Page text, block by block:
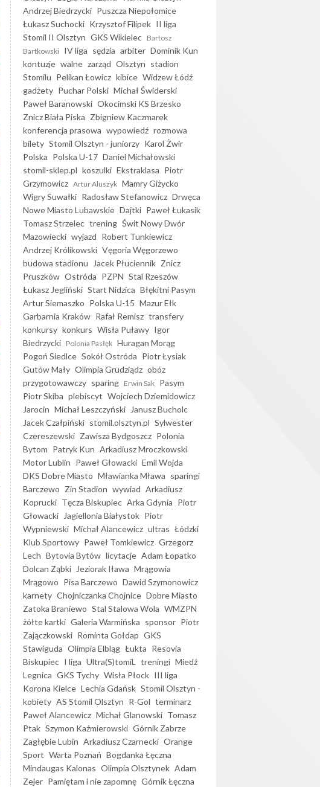
Andrzej Biedrzycki Puszcza Niepołomice
Łukasz Suchocki Krzysztof Filipek II liga
Stomil II Olsztyn GKS Wikielec Bartosz
Bartkowski IV liga sędzia arbiter Dominik Kun
kontuzje walne zarząd Olsztyn stadion
Stomilu Pelikan Łowicz kibice Widzew Łódź
gadżety Puchar Polski Michał Świderski
Paweł Baranowski Okocimski KS Brzesko
Znicz Biała Piska Zbigniew Kaczmarek
konferencja prasowa wypowiedź rozmowa
bilety Stomil Olsztyn - juniorzy Karol Żwir
Polska Polska U-17 Daniel Michałowski
stomil-sklep.pl koszulki Ekstraklasa Piotr
Grzymowicz Artur Aluszyk Mamry Giżycko
Wigry Suwałki Radosław Stefanowicz Drwęca
Nowe Miasto Lubawskie Dajtki Paweł Łukasik
Tomasz Strzelec trening Świt Nowy Dwór
Mazowiecki wyjazd Robert Tunkiewicz
Andrzej Królikowski Vęgoria Węgorzewo
budowa stadionu
Jacek Płuciennik Znicz
Pruszków Ostróda PZPN Stal Rzeszów
Łukasz Jegliński Start Nidzica Błękitni Pasym
Artur Siemaszko Polska U-15 Mazur Ełk
Garbarnia Kraków Rafał Remisz transfery
konkursy konkurs Wisła Puławy Igor
Biedrzycki Polonia Pasłęk Huragan Morąg
Pogoń Siedlce Sokół Ostróda Piotr Łysiak
Gutów Mały Olimpia Grudziądz obóz
przygotowawczy sparing Erwin Sak Pasym
Piotr Skiba plebiscyt Wojciech Dziemidowicz
Jarocin Michał Leszczyński
Janusz Bucholc
Jacek Czałpiński stomil.olsztyn.pl Sylwester
Czereszewski Zawisza Bydgoszcz Polonia
Bytom Patryk Kun Arkadiusz Mroczkowski
Motor Lublin Paweł Głowacki Emil Wojda
DKS Dobre Miasto Mławianka Mława sparingi
Barczewo Zin Stadion wywiad Arkadiusz
Koprucki Tęcza Biskupiec Arka Gdynia Piotr
Głowacki
Jagiellonia Białystok Piotr
Wypniewski Michał Alancewicz ultras Łódzki
Klub Sportowy Paweł Tomkiewicz Grzegorz
Lech Bytovia Bytów licytacje Adam Łopatko
Dolcan Ząbki
Jeziorak Iława Mrągowia
Mrągowo Pisa Barczewo Dawid Szymonowicz
karnety Chojniczanka Chojnice Dobre Miasto
Zatoka Braniewo Stal Stalowa Wola WMZPN
żółte kartki Galeria Warmińska sponsor Piotr
Zajączkowski Rominta Gołdap GKS
Stawiguda Olimpia Elbląg Łukta Resovia
Biskupiec I liga Ultra(S)tomiL treningi Miedź
Legnica GKS Tychy Wisła Płock III liga
Korona Kielce Lechia Gdańsk Stomil Olsztyn -
kobiety AS Stomil Olsztyn R-Gol terminarz
Paweł Alancewicz Michał Glanowski Tomasz
Ptak Szymon Kaźmierowski Górnik Zabrze
Zagłębie Lubin Arkadiusz Czarnecki Orange
Sport Warta Poznań Bogdanka Łęczna
Mindaugas Kalonas Olimpia Olsztynek Adam
Zejer Pamiętam i nie zapomnę Górnik Łęczna